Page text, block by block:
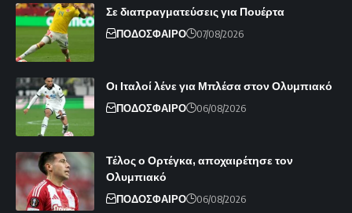
Σε διαπραγματεύσεις για Πουέρτα
ΠΟΔΟΣΦΑΙΡΟ 07/08/2026
Οι Ιταλοί λένε για Μπλέσα στον Ολυμπιακό
ΠΟΔΟΣΦΑΙΡΟ 06/08/2026
Τέλος ο Ορτέγκα, αποχαιρέτησε τον
Ολυμπιακό
ΠΟΔΟΣΦΑΙΡΟ 06/08/2026